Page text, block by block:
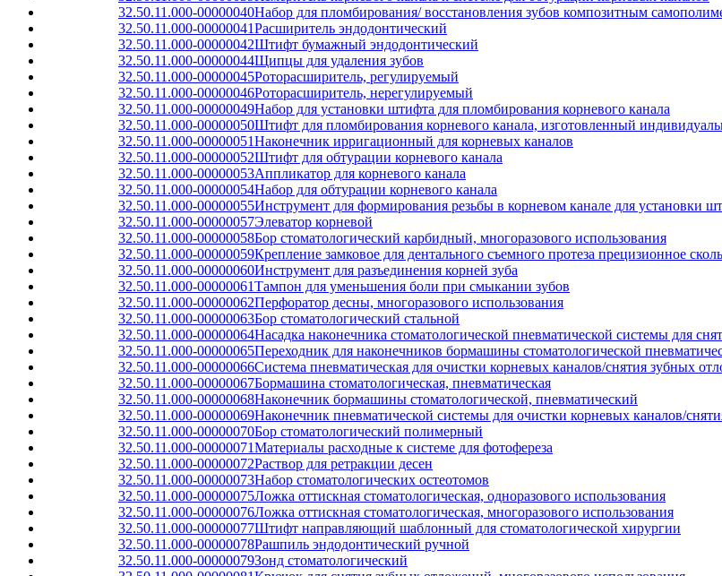
32.50.11.000-00000040Набор для пломбирования/ восстановления зубов композитным
32.50.11.000-00000041Расширитель эндодонтический
32.50.11.000-00000042Штифт бумажный эндодонтический
32.50.11.000-00000044Щипцы для удаления зубов
32.50.11.000-00000045Роторасширитель, регулируемый
32.50.11.000-00000046Роторасширитель, нерегулируемый
32.50.11.000-00000049Набор для установки штифта для пломбирования корневого канала
32.50.11.000-00000050Штифт для пломбирования корневого канала, изготовленный
32.50.11.000-00000051Наконечник ирригационный для корневых каналов
32.50.11.000-00000052Штифт для обтурации корневого канала
32.50.11.000-00000053Аппликатор для корневого канала
32.50.11.000-00000054Набор для обтурации корневого канала
32.50.11.000-00000055Инструмент для формирования резьбы в корневом канале для установки
32.50.11.000-00000057Элеватор корневой
32.50.11.000-00000058Бор стоматологический карбидный, многоразового использования
32.50.11.000-00000059Крепление замковое для дентального съемного протеза прецизионное
32.50.11.000-00000060Инструмент для разъединения корней зуба
32.50.11.000-00000061Тампон для уменьшения боли при смыкании зубов
32.50.11.000-00000062Перфоратор десны, многоразового использования
32.50.11.000-00000063Бор стоматологический стальной
32.50.11.000-00000064Насадка наконечника стоматологической пневматической системы для
32.50.11.000-00000065Переходник для наконечников бормашины стоматологической
32.50.11.000-00000066Система пневматическая для очистки корневых каналов/снятия зубных
32.50.11.000-00000067Бормашина стоматологическая, пневматическая
32.50.11.000-00000068Наконечник бормашины стоматологической, пневматический
32.50.11.000-00000069Наконечник пневматической системы для очистки корневых каналов/
32.50.11.000-00000070Бор стоматологический полимерный
32.50.11.000-00000071Материалы расходные к системе для фотофереза
32.50.11.000-00000072Раствор для ретракции десен
32.50.11.000-00000073Набор стоматологических остеотомов
32.50.11.000-00000075Ложка оттискная стоматологическая, одноразового использования
32.50.11.000-00000076Ложка оттискная стоматологическая, многоразового использования
32.50.11.000-00000077Штифт направляющий шаблонный для стоматологической хирургии
32.50.11.000-00000078Рашпиль эндодонтический ручной
32.50.11.000-00000079Зонд стоматологический